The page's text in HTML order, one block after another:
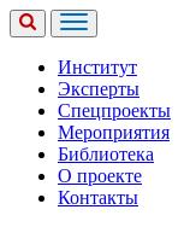
Институт
Эксперты
Спецпроекты
Мероприятия
Библиотека
О проекте
Контакты